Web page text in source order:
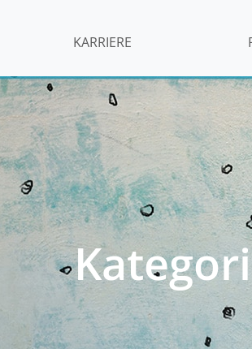
KARRIERE